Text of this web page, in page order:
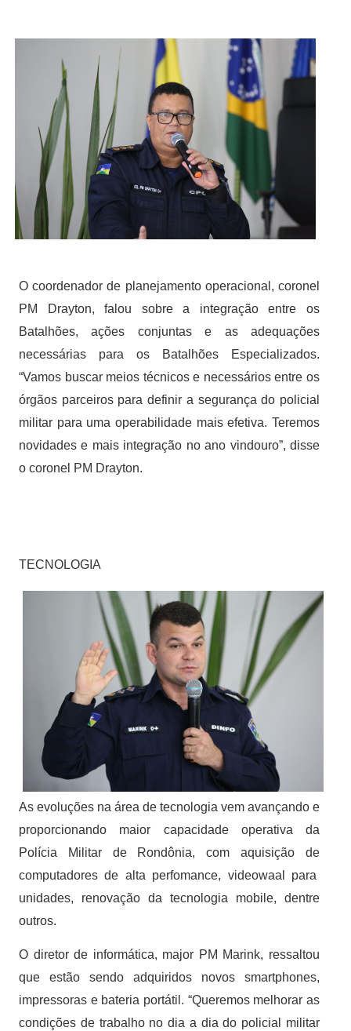
O coordenador de planejamento operacional, coronel
PM Drayton, falou sobre a integração entre os
Batalhões, ações conjuntas e as adequações
necessárias para os Batalhões Especializados.
“Vamos buscar meios técnicos e necessários entre os
órgãos parceiros para definir a segurança do policial
militar para uma operabilidade mais efetiva. Teremos
novidades e mais integração no ano vindouro”, disse
o coronel PM Drayton.
TECNOLOGIA
As evoluções na área de tecnologia vem avançando e
proporcionando maior capacidade operativa da
Polícia Militar de Rondônia, com aquisição de
computadores de alta perfomance, videowaal para
unidades, renovação da tecnologia mobile, dentre
outros.
O diretor de informática, major PM Marink, ressaltou
que estão sendo adquiridos novos smartphones,
impressoras e bateria portátil. “Queremos melhorar as
condições de trabalho no dia a dia do policial militar